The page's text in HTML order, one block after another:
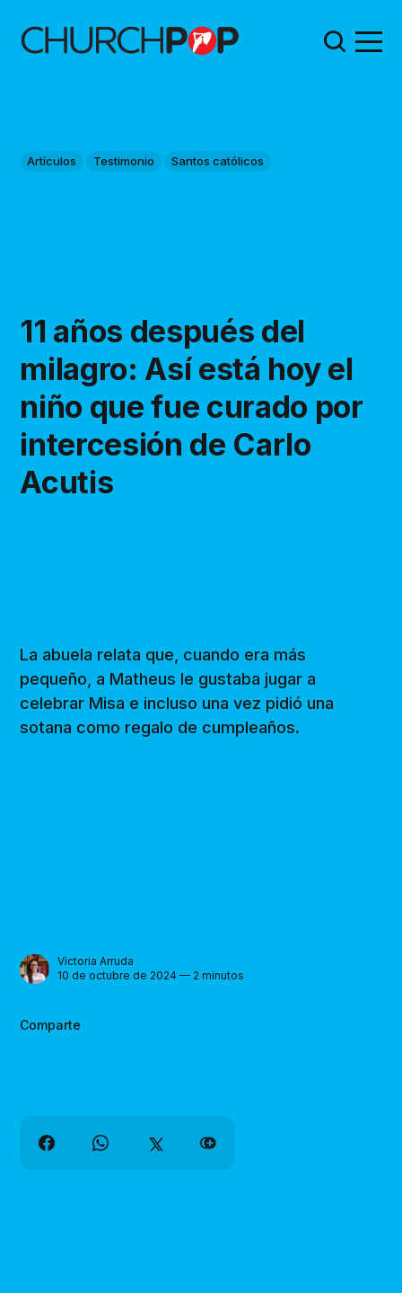
Artículos Testimonio Santos católicos
11 años después del
milagro: Así está hoy el
niño que fue curado por
intercesión de Carlo
Acutis
La abuela relata que, cuando era más
pequeño, a Matheus le gustaba jugar a
celebrar Misa e incluso una vez pidió una
sotana como regalo de cumpleaños.
Victoria Arruda
10 de octubre de 2024 — 2 minutos
Comparte